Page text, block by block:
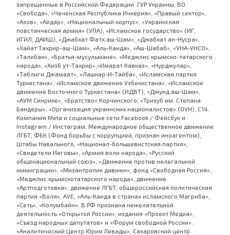
запрещенные в Российской Федерации: ГУР Украины, ВО
«Свобода», «Чеченская Республика Ичкерия», «Правый сектор»,
«Азов», «Айдар», «Национальный корпус», «Украинская
повстанческая армия» (УПА), «Исламское государство» (ИГ,
ИГИЛ, ДАИШ), «Джабхат Фатх аш-Шам», «Джабхат ан-Нусра»,
«Хайат Тахрир-аш-Шам», «Аль-Каида», «Аш-Шабаб», «УНА-УНСО»,
«Талибан», «Братья-мусульмане», «Меджлис крымско-татарского
народа», «Хизб ут-Тахрир»,«Имарат Кавказ», «Нурджулар»,
«Таблиги Джамаат», «Лашкар-И-Тайба», «Исламская партия
Туркестана», «Исламское движение Узбекистана», «Исламское
движение Восточного Туркестана» (ИДВТ), «Джунд аш-Шам»,
«АУМ Синрике», «Братство» Корчинского, «Тризуб им. Степана
Бандеры», «Организация украинских националистов» (ОУН), С14.
Компания Meta и социальные сети Facebook / Фейсбук и
Instagram / Инстаграм, Международное общественное движение
ЛГБТ, ФБК (Фонд борьбы с коррупцией, признан иноагентом),
Штабы Навального, «Национал-большевистская партия»,
«Свидетели Иеговы», «Армия воли народа», «Русский
общенациональный союз», «Движение против нелегальной
иммиграции», «Мизантропик дивижн», фонд «Свободная Россия»,
«Меджлис крымскотатарского народа», движение
«Артподготовка», движение ЛГБТ, общероссийская политическая
партия «Воля», АУЕ, «Аль-Каида в странах исламского Магриба»,
«Сеть», «Колумбайн». В РФ признана нежелательной
деятельность «Открытой России», издания «Проект Медиа»,
«Съезд народных депутатов» и «Форум свободной России».
«Аналитический Центр Юрия Левады», Сахаровский центр.